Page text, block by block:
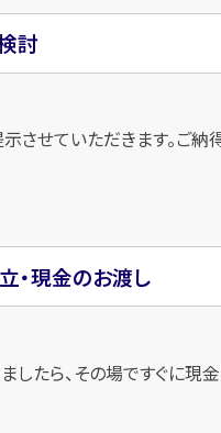
討
させていただきます。ご納
・現金のお渡し
したら、その場ですぐに現